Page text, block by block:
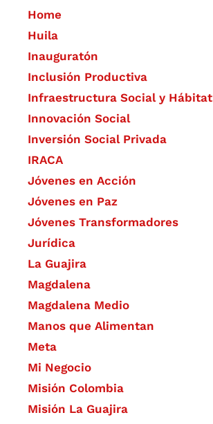
Home
Huila
Inauguratón
Inclusión Productiva
Infraestructura Social y Hábitat
​Innovación Social
Inversión Social Privada
IRACA
Jóvenes en Acción
Jóvenes en Paz
Jóvenes Transformadores
Jurídica
La Guajira
Magdalena
Magdalena Medio
Manos que Alimentan
Meta
Mi Negocio
Misión Colombia
Misión La Guajira